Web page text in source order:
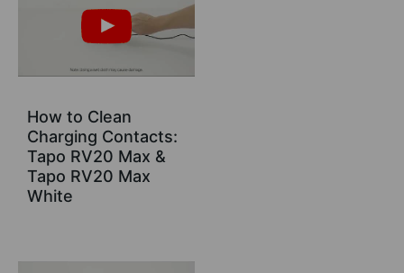
How to Clean
Charging Contacts:
Tapo RV20 Max &
Tapo RV20 Max
White